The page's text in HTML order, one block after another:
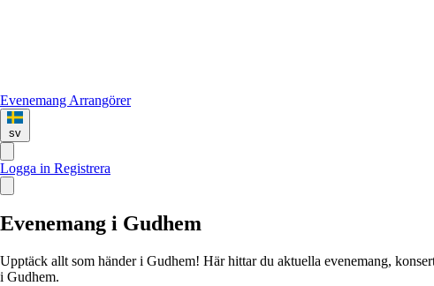
Evenemang Arrangörer
sv
Logga in Registrera
Evenemang i Gudhem
Upptäck allt som händer i Gudhem! Här hittar du aktuella evenemang,
i Gudhem.